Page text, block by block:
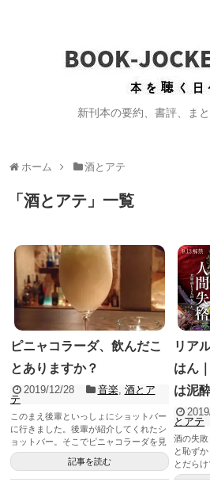
新刊本の要約、書評、ま
ホーム 酒とアテ
「 酒とアテ 」 一覧
ピニャコラーダ、飲んだこ
とありますか？
2019/12/28 音楽, 酒とア
テ
このまえ後輩といっしょにショットバー
に行きました。後輩が紹介してくれたシ
ョットバー。そこでピニャコラーダを見
つけたので飲んでみました。も...
記事を読む
リア
はん
は泥
とアテ
酒の失
と恥ず
とだら
ウトし